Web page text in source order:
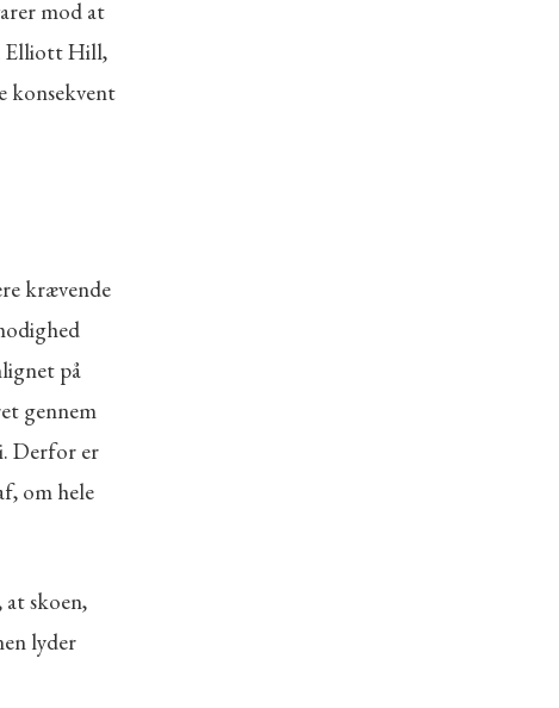
mod at
Elliott Hill,
konsekvent
krævende
på
gennem
Derfor er
om hele
skoen,
lyder